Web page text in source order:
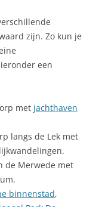
zijn. Zo kun je
een
met jachthaven
langs de Lek met
de Merwede met
binnenstad,